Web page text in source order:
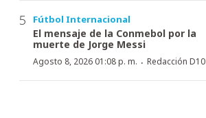
Fútbol Internacional
El mensaje de la Conmebol por la
muerte de Jorge Messi
Agosto 8, 2026 01:08 p. m. · Redacción D10